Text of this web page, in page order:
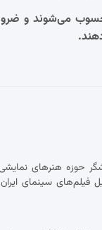
می‌شوند و
حوزه هنرهای
سینمای